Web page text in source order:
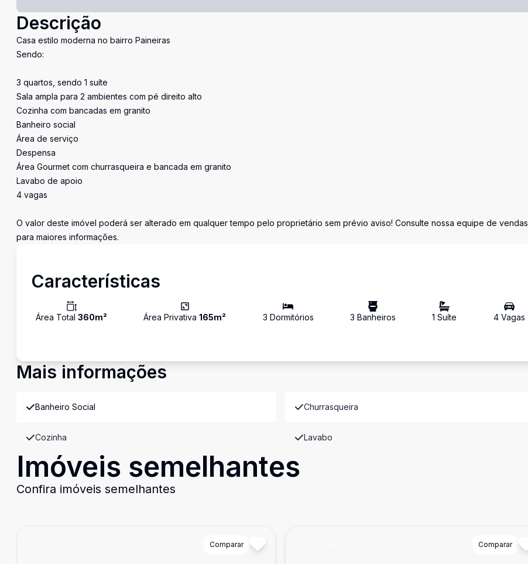
Descrição
Casa estilo moderna no bairro Paineiras
Sendo:
3 quartos, sendo 1 suíte
Sala ampla para 2 ambientes com pé direito alto
Cozinha com bancadas em granito
Banheiro social
Área de serviço
Despensa
Área Gourmet com churrasqueira e bancada em granito
Lavabo de apoio
4 vagas
O valor deste imóvel poderá ser alterado em qualquer tempo pelo proprietário sem prévio aviso! Consulte nossa equipe de vendas
para maiores informações.
Características
Área Total 360m² Área Privativa165m² 3 Dormitórios 3 Banheiros 1 Suíte 4Vagas
Mais informações
Banheiro Social Churrasqueira
Cozinha Lavabo
Imóveis semelhantes
Confira imóveis semelhantes
Comparar Comparar